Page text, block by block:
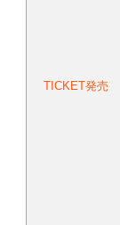
TICKET発売